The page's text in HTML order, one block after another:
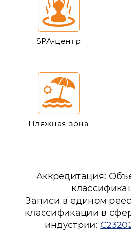
SPA-центр
Пляжная зона
Аккредитация:
Записи в едином
классификации в
индустрии: